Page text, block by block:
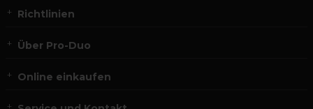
Richtlinien
Über Pro-Duo
Online einkaufen